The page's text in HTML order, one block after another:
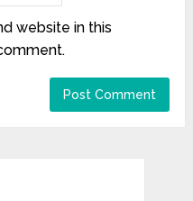
website in this